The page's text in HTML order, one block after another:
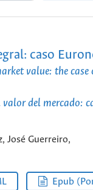
caso
value: the case
del mercado:
José Guerreiro,
Epub